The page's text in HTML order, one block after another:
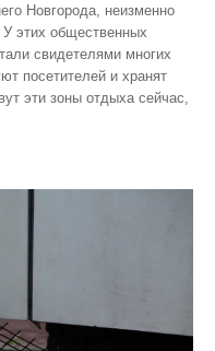
Новгорода, неизменно
У этих общественных
свидетелями многих
посетителей и хранят
эти зоны отдыха сейчас,